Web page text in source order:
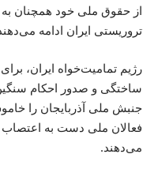
از حقوق ملی خود همچنان به
تروریستی ایران ادامه
رژیم تمامیت‌خواه ایران،
ساختگی و صدور احکام
جنبش ملی آذربایجان را
فعالان ملی دست به اعتصاب
می‌دهند.